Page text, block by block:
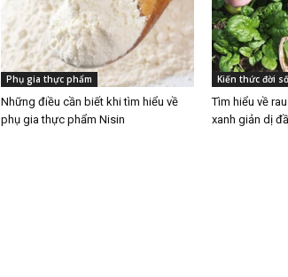
Phụ gia thực phẩm
Những điều cần biết khi tìm hiểu về
phụ gia thực phẩm Nisin
Kiến thức đời
Tìm hiểu về
xanh giản dị